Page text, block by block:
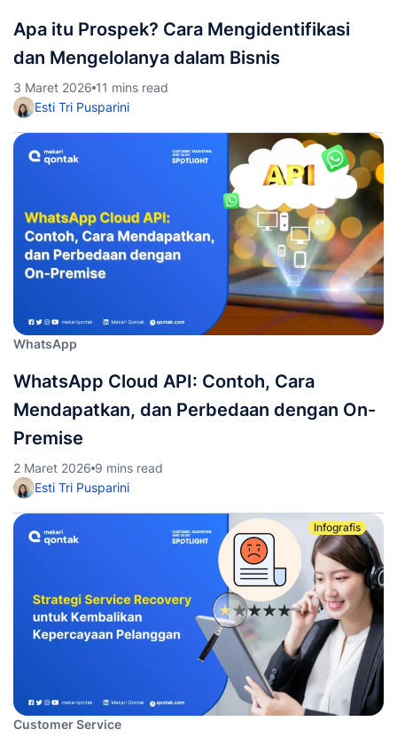
Apa itu Prospek? Cara Mengidentifikasi
dan Mengelolanya dalam Bisnis
3 Maret 2026 11 mins read
Esti Tri Pusparini
WhatsApp
WhatsApp Cloud API: Contoh, Cara
Mendapatkan, dan Perbedaan dengan On-
Premise
2 Maret 2026 9 mins read
Esti Tri Pusparini
Infografis
Customer Service